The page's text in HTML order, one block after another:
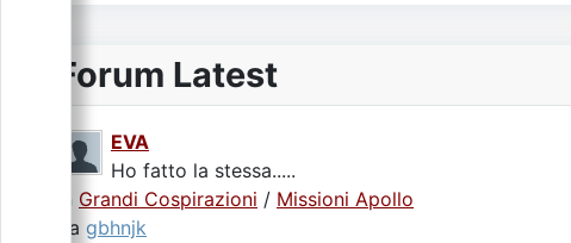
Forum Latest
EVA
Ho fatto la stessa.....
Grandi Cospirazioni / Missioni Apollo
da gbhnjk